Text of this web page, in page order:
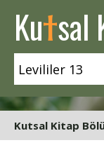
Kutsal
Kutsal Kitap